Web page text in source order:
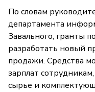
По словам
департамента
Завального, гранты
разработать новый
продажи. Средства
зарплат
сырье и